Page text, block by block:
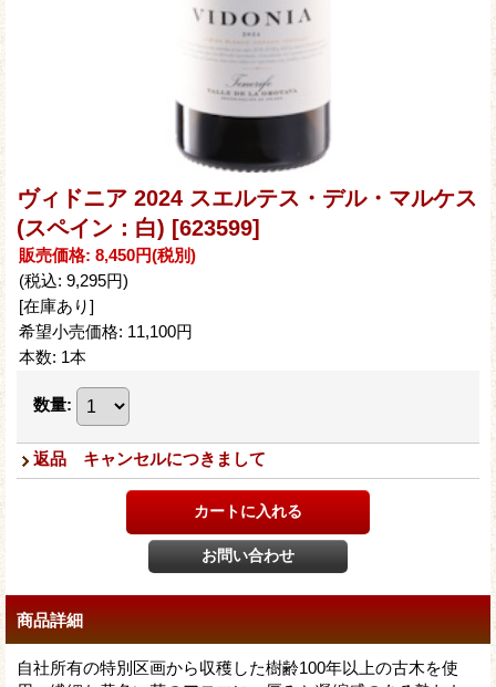
ヴィドニア 2024 スエルテス・デル・マルケス
(スペイン：白) [623599]
販売価格: 8,450円(税別)
(税込: 9,295円)
[在庫あり]
希望小売価格: 11,100円
本数: 1本
数量:
返品 キャンセルにつきまして
商品詳細
自社所有の特別区画から収穫した樹齢100年以上の古木を使